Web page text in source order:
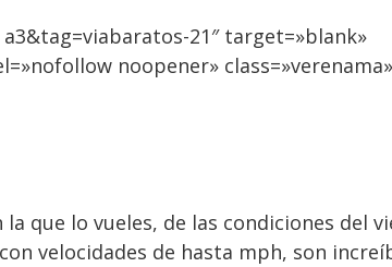
21″ target=»blank»
noopener»
que lo vueles, de las condiciones del
velocidades de hasta mph, son